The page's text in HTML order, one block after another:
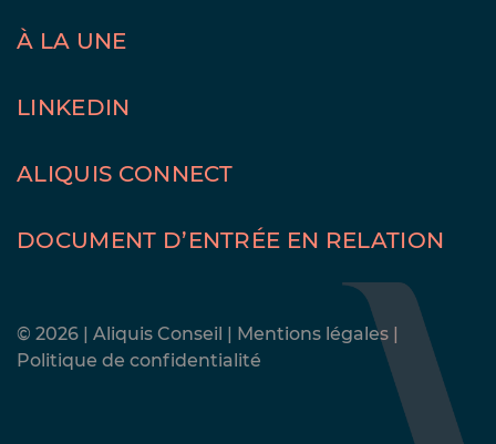
À LA UNE
LINKEDIN
ALIQUIS CONNECT
DOCUMENT D’ENTRÉE EN RELATION
© 2026 | Aliquis Conseil | Mentions légales |
Politique de confidentialité